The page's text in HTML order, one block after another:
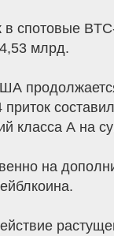
в спотовые
млрд.
класса А на
на